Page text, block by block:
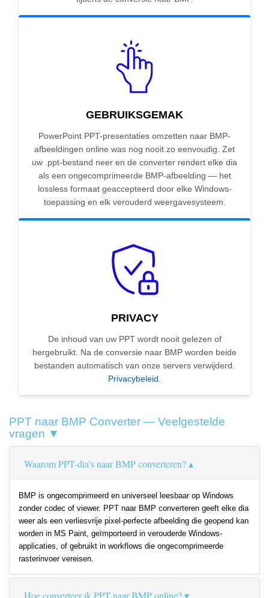
GEBRUIKSGEMAK
PowerPoint PPT-presentaties omzetten naar BMP-
afbeeldingen online was nog nooit zo eenvoudig. Zet
uw .ppt-bestand neer en de converter rendert elke dia
als een ongecomprimeerde BMP-afbeelding — het
lossless formaat geaccepteerd door elke Windows-
toepassing en elk verouderd weergavesysteem.
PRIVACY
De inhoud van uw PPT wordt nooit gelezen of
hergebruikt. Na de conversie naar BMP worden beide
bestanden automatisch van onze servers verwijderd.
Privacybeleid.
PPT naar BMP Converter — Veelgestelde
vragen ▼
Waarom PPT-dia's naar BMP converteren?
BMP is ongecomprimeerd en universeel leesbaar op Windows
zonder codec of viewer. PPT naar BMP converteren geeft elke dia
weer als een verliesvrije pixel-perfecte afbeelding die geopend kan
worden in MS Paint, geïmporteerd in verouderde Windows-
applicaties, of gebruikt in workflows die ongecomprimeerde
rasterinvoer vereisen.